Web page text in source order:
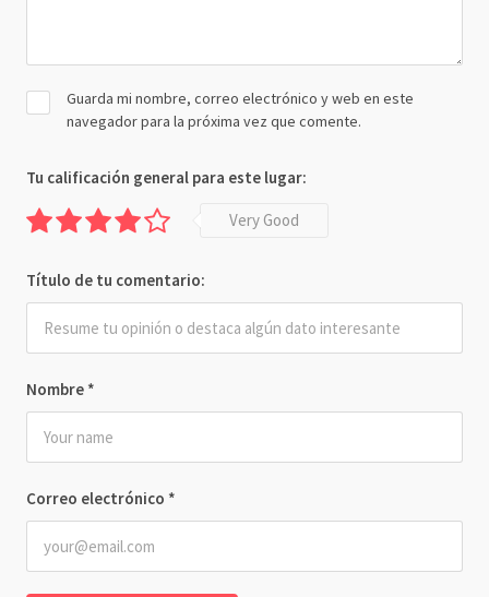
Nombre *
Correo electrónico *
Guarda mi nombre, correo electrónico y web en este
navegador para la próxima vez que comente.
Tu calificación general para este lugar:
Very Good
Título de tu comentario: